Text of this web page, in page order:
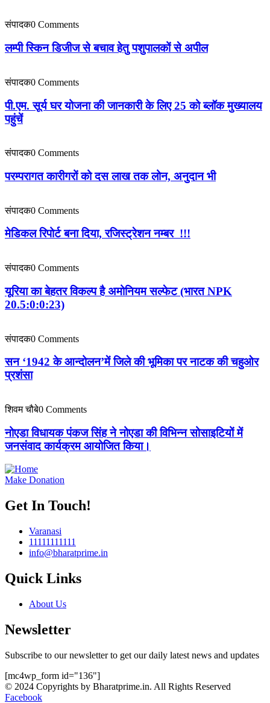
संपादक0 Comments
लम्पी स्किन डिजीज से बचाव हेतु पशुपालकों से अपील
संपादक0 Comments
पी.एम. सूर्य घर योजना की जानकारी के लिए 25 को ब्लॉक मुख्यालय
पहुंचें
संपादक0 Comments
परम्परागत कारीगरों को दस लाख तक लोन, अनुदान भी
संपादक0 Comments
मेडिकल रिपोर्ट बना दिया, रजिस्ट्रेशन नम्बर !!!
संपादक0 Comments
यूरिया का बेहतर विकल्प है अमोनियम सल्फेट (भारत NPK
20.5:0:0:23)
संपादक0 Comments
सन ‘1942 के आन्दोलन’में जिले की भूमिका पर नाटक की चहुओर
प्रशंसा
शिवम चौबे0 Comments
नोएडा विधायक पंकज सिंह ने नोएडा की विभिन्न सोसाइटियों में
जनसंवाद कार्यक्रम आयोजित किया।
Make Donation
Get In Touch!
Varanasi
11111111111
info@bharatprime.in
Quick Links
About Us
Newsletter
Subscribe to our newsletter to get our daily latest news and updates
[mc4wp_form id="136"]
© 2024 Copyrights by Bharatprime.in. All Rights Reserved
Facebook